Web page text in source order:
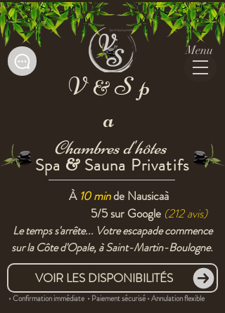
Menu
À 10 minde Nausicaà
5/5 sur Google (212 avis)
Le temps s'arrête... Votre escapade commence
sur la Côte d'Opale, à Saint-Martin-Boulogne.
Chambres d'hôtes
V &Sp
a
Spa &Sauna Privatifs
VOIR LES DISPONIBILITÉS
• Confirmation immédiate • Paiement sécurisé • Annulation flexible